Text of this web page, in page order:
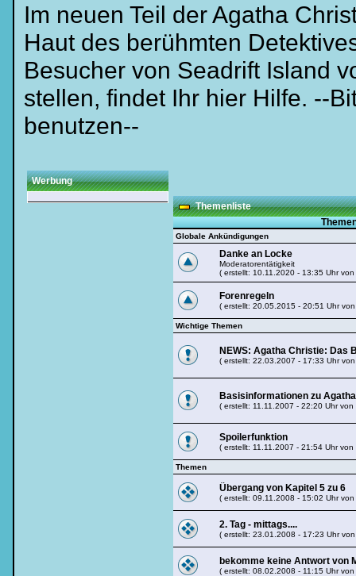
Ich habe mein Passwort
vergessen|
Im neuen Teil der Agatha
Haut des berühmten
Besucher von Seadrift Island
stellen, findet Ihr hier Hilfe. --
benutzen--
Werbung
Themenliste
Globale Ankündigungen
Danke an Locke
Moderatorentätigkeit
( erstellt: 10.11.2020 - 13:35 Uhr von
Forenregeln
( erstellt: 20.05.2015 - 20:51 Uhr
Wichtige Themen
NEWS: Agatha Christie: Das
( erstellt: 22.03.2007 - 17:33 Uhr
Basisinformationen zu
( erstellt: 11.11.2007 - 22:20 Uhr von
Spoilerfunktion
( erstellt: 11.11.2007 - 21:54 Uhr von
Themen
Übergang von Kapitel 5 zu 6
( erstellt: 09.11.2008 - 15:02 Uhr von
2. Tag - mittags....
( erstellt: 23.01.2008 - 17:23 Uhr
bekomme keine Antwort von
( erstellt: 08.02.2008 - 11:15 Uhr von